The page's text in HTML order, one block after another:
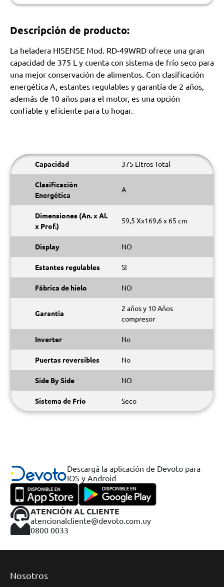
Descripción de producto:
La heladera HISENSE Mod. RD-49WRD ofrece una gran
capacidad de 375 L y cuenta con sistema de frío seco para
una mejor conservación de alimentos. Con clasificación
energética A, estantes regulables y garantía de 2 años,
además de 10 años para el motor, es una opción
confiable y eficiente para tu hogar.
Capacidad 375 Litros Total
Clasificación
Energética
A
Dimensiones (An. x Al.
x Prof.)
59,5 Xx169,6 x 65 cm
Display NO
Estantes regulables SI
Fábrica de hielo NO
Garantía
2 años y 10 Años
compresor
Inverter No
Puertas reversibles No
Side By Side NO
Sistema de Frío Seco
Descargá la aplicación de Devoto para
IOS y Android
ATENCIÓN AL CLIENTE
atencionalcliente@devoto.com.uy
0800 0033
Nosotros